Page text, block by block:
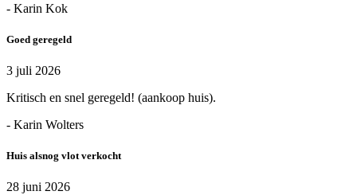
- Karin Kok
Goed geregeld
3 juli 2026
Kritisch en snel geregeld! (aankoop huis).
- Karin Wolters
Huis alsnog vlot verkocht
28 juni 2026